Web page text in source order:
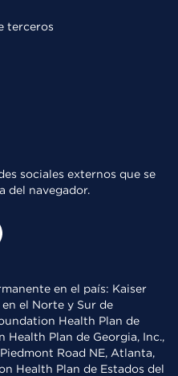
terceros
sociales externos que se
del navegador.
en el país: Kaiser
el Norte y Sur de
Health Plan de
Health Plan de Georgia, Inc.,
Road NE, Atlanta,
Health Plan de Estados del